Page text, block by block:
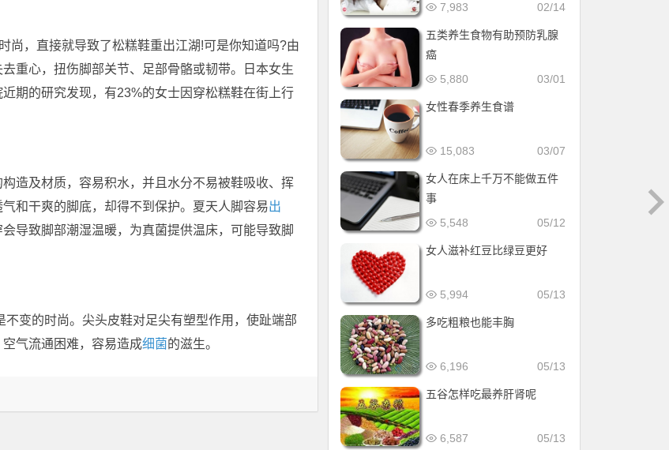
尚，直接就导致了松糕鞋重出江湖!可是你知道吗?由
重心，扭伤脚部关节、足部骨骼或韧带。日本女生
期的研究发现，有23%的女士因穿松糕鞋在街上行
造及材质，容易积水，并且水分不易被鞋吸收、挥
和干爽的脚底，却得不到保护。夏天人脚容易出
导致脚部潮湿温暖，为真菌提供温床，可能导致脚
变的时尚。尖头皮鞋对足尖有塑型作用，使趾端部
气流通困难，容易造成细菌的滋生。
02/14
7,983
五类养生食物有助预防乳腺
癌
03/01
5,880
女性春季养生食谱
03/07
15,083
女人在床上千万不能做五件
事
05/12
5,548
女人滋补红豆比绿豆更好
05/13
5,994
多吃粗粮也能丰胸
05/13
6,196
五谷怎样吃最养肝肾呢
05/13
6,587